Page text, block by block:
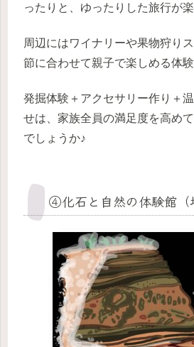
ったりと、ゆったりした旅行が楽
周辺にはワイナリーや果物狩り
節に合わせて親子で楽しめる体験
発掘体験＋アクセサリー作り＋
せは、家族全員の満足度を高め
でしょうか♪
④化石と自然の体験館（